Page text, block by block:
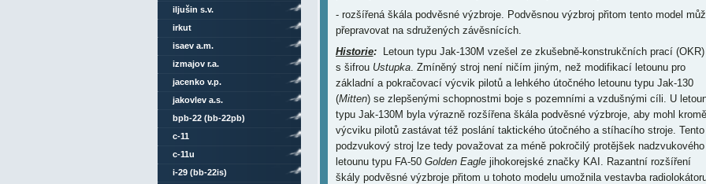
- rozšířená škála podvěsné výzbroje. Podvěsnou výzbroj přitom tento model
přepravovat na sdružených závěsnících.
Historie:Letoun typu Jak-130M vzešel ze zkušebně-konstrukčních prací (OKR)
s šifrou Ustupka. Zmíněný stroj není ničím jiným, než modifikací letounu pro
základní a pokračovací výcvik pilotů a lehkého útočného letounu typu Jak-130
(Mitten) se zlepšenými schopnostmi boje s pozemními a vzdušnými cíli. U
typu Jak-130M byla výrazně rozšířena škála podvěsné výzbroje, aby mohl kromě
výcviku pilotů zastávat též poslání taktického útočného a stíhacího stroje. Tento
podzvukový stroj lze tedy považovat za méně pokročilý protějšek nadzvukového
letounu typu FA-50 Golden Eaglejihokorejské značky KAI. Razantní rozšíření
škály podvěsné výzbroje přitom u tohoto modelu umožnila vestavba
iljušin s.v.
irkut
isaev a.m.
izmajov r.a.
jacenko v.p.
jakovlev a.s.
bpb-22 (bb-22pb)
c-11
c-11u
i-29 (bb-22is)